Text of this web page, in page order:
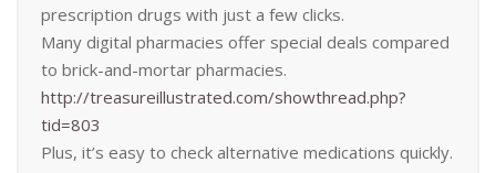
prescription drugs with just a few clicks.
Many digital pharmacies offer special deals compared
to brick-and-mortar pharmacies.
http://treasureillustrated.com/showthread.php?
tid=803
Plus, it’s easy to check alternative medications quickly.